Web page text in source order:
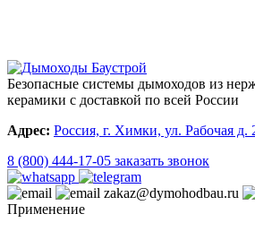
Безопасные системы дымоходов из
керамики с доставкой по всей России
Адрес: Россия, г. Химки, ул. Рабочая д.
8 (800) 444-17-05 заказать звонок
zakaz@dymohodbau.ru
Применение